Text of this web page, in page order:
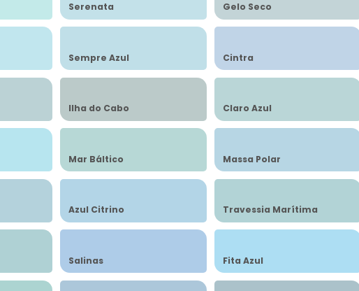
Serenata Gelo Seco
Sempre Azul Cintra
Ilha do Cabo Claro Azul
Mar Báltico Massa Polar
Azul Citrino Travessia Marítima
Salinas Fita Azul